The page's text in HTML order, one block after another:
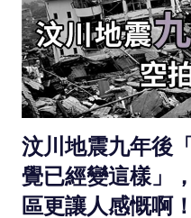
汶川地震九年後
覺已經變這樣」
區更讓人感慨啊！